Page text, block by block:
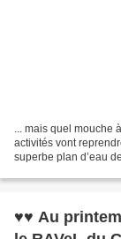
... mais quel
activités vont
superbe plan d’eau
♥♥ Au